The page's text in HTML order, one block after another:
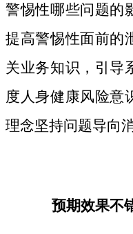
警惕性哪些问题的
提高警惕性面前的
关业务知识，引导
度人身健康风险意
理念坚持问题导向
预期效果不